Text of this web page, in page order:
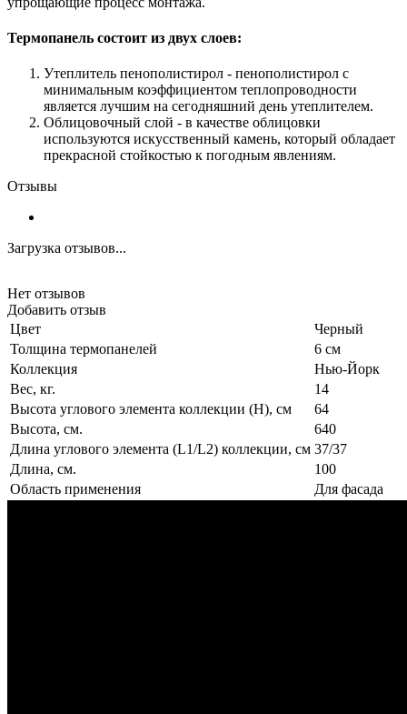
Термопанель состоит из двух слоев:
Утеплитель пенополистирол - пенополистирол с
минимальным коэффициентом теплопроводности
является лучшим на сегодняшний день утеплителем.
Облицовочный слой - в качестве облицовки
используются искусственный камень, который обладает
прекрасной стойкостью к погодным явлениям.
Отзывы
Загрузка отзывов...
Нет отзывов
Добавить отзыв
Цвет
Черный
Толщина термопанелей
6 см
Коллекция
Нью-Йорк
Вес, кг.
14
Высота углового элемента коллекции (H), см
64
Высота, см.
640
Длина углового элемента (L1/L2) коллекции, см 37/37
Длина, см.
100
Область применения
Для фасада